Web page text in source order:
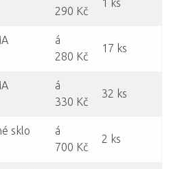
290 Kč
1 ks
á
280 Kč
17 ks
á
330 Kč
32 ks
sklo
á
700 Kč
2 ks